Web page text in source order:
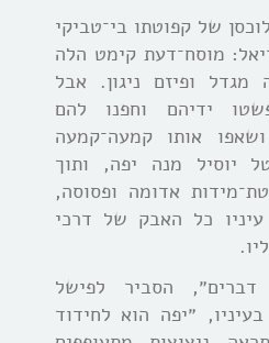
של קפוטתו בי־טביקי
מוסח־דעת קימט הלה
ופיזם ניגון. אבל
ידיהם וחפנו להם
אותו קמעה־קמעה
יוסיל מנה יפה, ותוך
אדומה ופסוסה,
כל האבק של דרכי
הסביר לפישל
״יפה הוא לחידוד